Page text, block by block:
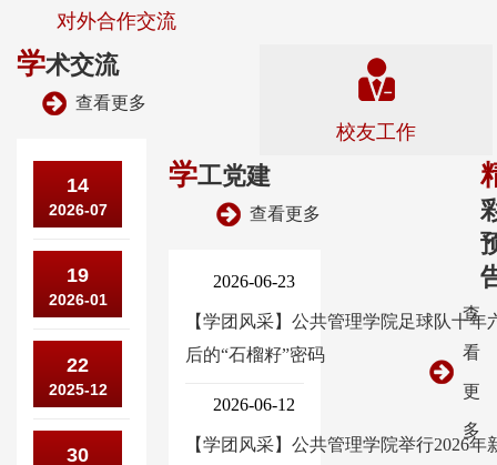
对外合作交流
校友工作
学术交流
查看更多
14
2026-07
19
2026-01
22
2025-12
30
学工党建
查看更多
2026-06-23
【学团风采】公共管理学院足球队十年
后的“石榴籽”密码
2026-06-12
【学团风采】公共管理学院举行2026年
查
看
更
多